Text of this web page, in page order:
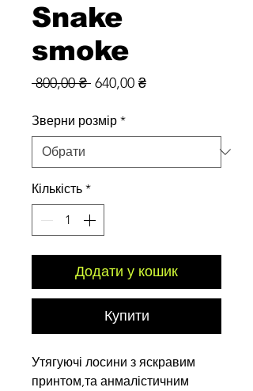
Snake
smoke
800,00 ₴ Звичайна
640,00 ₴За
Зверни розмір *
Кількість *
Додати у кошик
Купити
Утягуючі лосини з яскравим
принтом,та анмалістичним